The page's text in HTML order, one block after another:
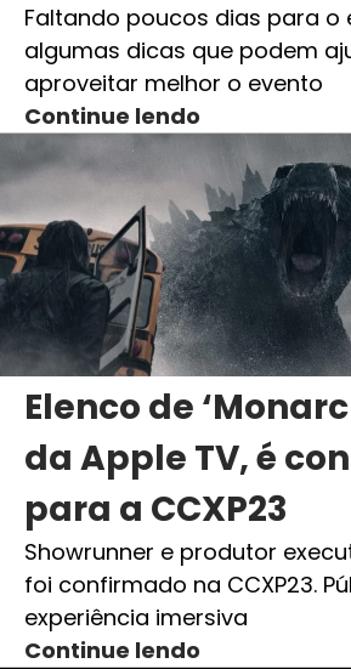
Faltando poucos dias para o
algumas dicas que podem
aproveitar melhor o evento
Continue lendo
Elenco de
da Apple TV, é
para a CCXP23
Showrunner e produtor
foi confirmado na CCXP23.
experiência imersiva
Continue lendo